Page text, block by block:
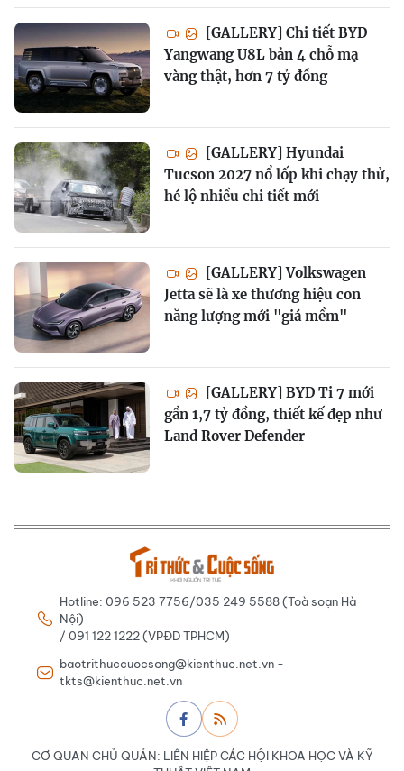
[GALLERY] Chi tiết BYD
Yangwang U8L bản 4 chỗ mạ
vàng thật, hơn 7 tỷ đồng
[GALLERY] Hyundai
Tucson 2027 nổ lốp khi chạy thử,
hé lộ nhiều chi tiết mới
[GALLERY] Volkswagen
Jetta sẽ là xe thương hiệu con
năng lượng mới "giá mềm"
[GALLERY] BYD Ti 7 mới
gần 1,7 tỷ đồng, thiết kế đẹp như
Land Rover Defender
Hotline: 096 523 7756/035 249 5588 (Toà soạn Hà
Nội)
/ 091 122 1222 (VPĐD TPHCM)
baotrithuccuocsong@kienthuc.net.vn -
tkts@kienthuc.net.vn
CƠ QUAN CHỦ QUẢN: LIÊN HIỆP CÁC HỘI KHOA HỌC VÀ KỸ